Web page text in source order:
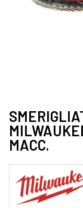
MACC.